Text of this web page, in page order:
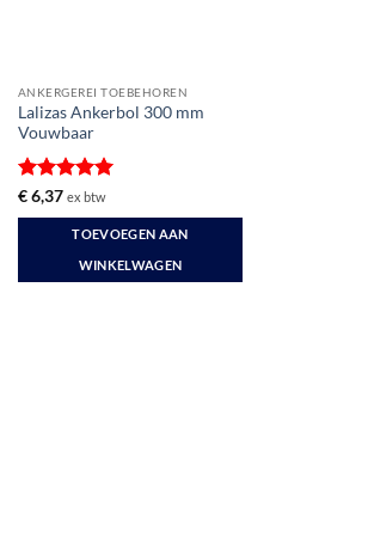
ANKERGEREI TOEBEHOREN
Lalizas Ankerbol 300 mm
Vouwbaar
Gewaardeerd
5uit 5
€6,37 ex btw
TOEVOEGEN AAN
WINKELWAGEN